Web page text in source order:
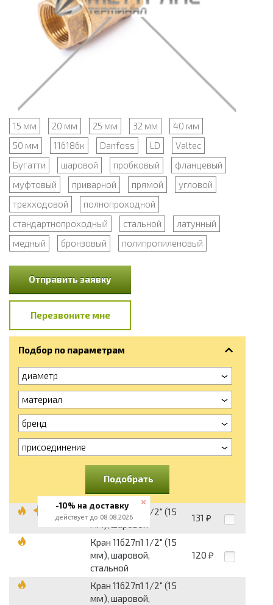
15 мм 20 мм 25 мм 32 мм
40 мм
50 мм
11б18бк Danfoss LD
Valtec
Бугатти
шаровой пробковый
фланцевый
муфтовый
приварной прямой
угловой
трехходовой
полнопроходной
стандартнопроходный
стальной
латунный
медный
бронзовый полипропиленовый
Отправить заявку
Перезвоните мне
Подбор по параметрам
диаметр
материал
бренд
присоединение
Подобрать
Кран 11б27п1 1/2" (15
мм), шаровой
131 ₽
Кран 11б27п1 1/2" (15
мм), шаровой,
стальной
120 ₽
Кран 11б27п1 1/2" (15
мм), шаровой,
-10% на доставку
действует до 08.08.2026